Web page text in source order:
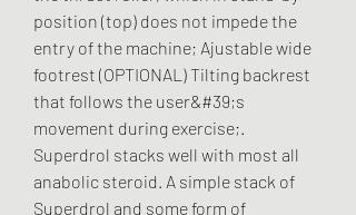
position (top) does not impede the
entry of the machine; Ajustable wide
footrest (OPTIONAL) Tilting backrest
that follows the user&#39;s
movement during exercise;.
Superdrol stacks well with most all
anabolic steroid. A simple stack of
Superdrol and some form of